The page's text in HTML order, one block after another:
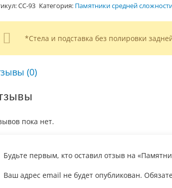
СС-93 Категория: Памятники средней
*Стела и подставка без полировки
(0)
пока нет.
Будьте первым, кто оставил отзыв на
Ваш адрес email не будет опубликован.